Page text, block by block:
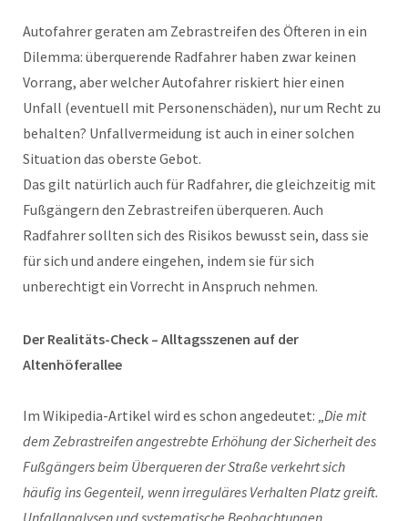
Autofahrer geraten am Zebrastreifen des Öfteren in ein
Dilemma: überquerende Radfahrer haben zwar keinen
Vorrang, aber welcher Autofahrer riskiert hier einen
Unfall (eventuell mit Personenschäden), nur um Recht zu
behalten? Unfallvermeidung ist auch in einer solchen
Situation das oberste Gebot.
Das gilt natürlich auch für Radfahrer, die gleichzeitig mit
Fußgängern den Zebrastreifen überqueren. Auch
Radfahrer sollten sich des Risikos bewusst sein, dass sie
für sich und andere eingehen, indem sie für sich
unberechtigt ein Vorrecht in Anspruch nehmen.
Der Realitäts-Check – Alltagsszenen auf der
Altenhöferallee
Im Wikipedia-Artikel wird es schon angedeutet: „Die mit
dem Zebrastreifen angestrebte Erhöhung der Sicherheit des
Fußgängers beim Überqueren der Straße verkehrt sich
häufig ins Gegenteil, wenn irreguläres Verhalten Platz greift.
Unfallanalysen und systematische Beobachtungen